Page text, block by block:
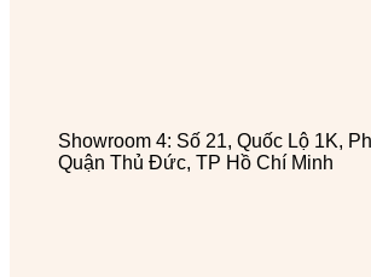
Showroom 4: Số 21, Quốc Lộ 1K,
Quận Thủ Đức, TP Hồ Chí Minh